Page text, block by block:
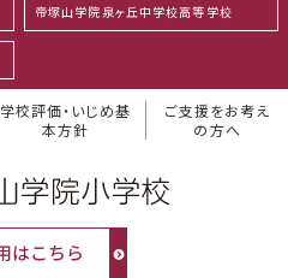
帝塚山学院泉ヶ丘中学校高等学校
学校評価・いじめ基
本方針
ご支援をお考え
の方へ